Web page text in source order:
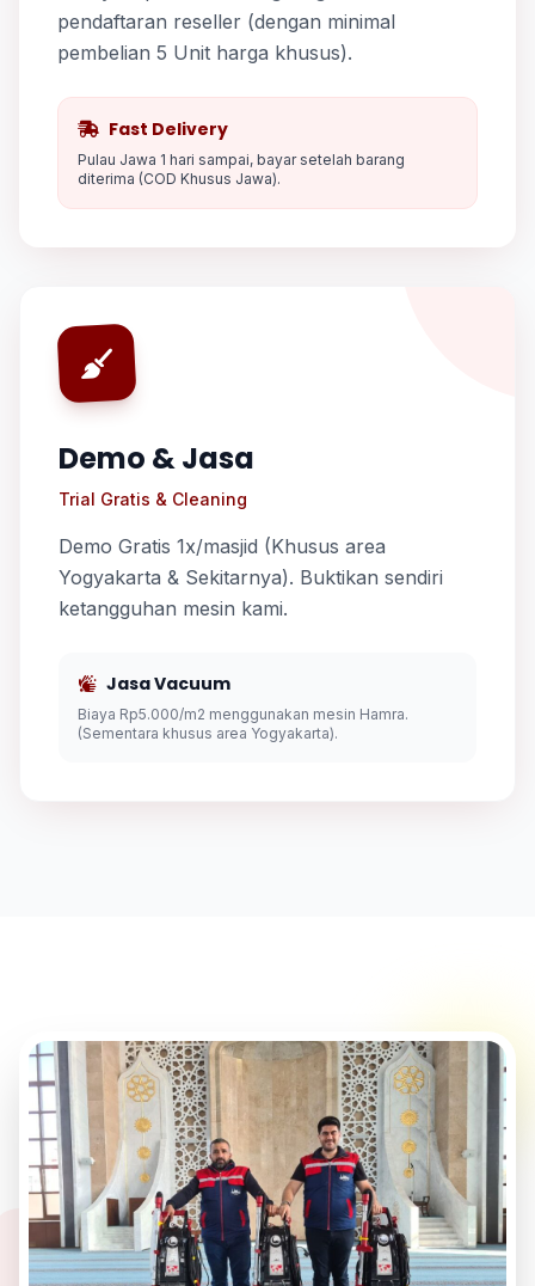
pendaftaran reseller (dengan minimal
pembelian 5 Unit harga khusus).
Fast Delivery
Pulau Jawa 1 hari sampai, bayar setelah barang
diterima (COD Khusus Jawa).
Demo & Jasa
Trial Gratis & Cleaning
Demo Gratis 1x/masjid (Khusus area
Yogyakarta & Sekitarnya). Buktikan sendiri
ketangguhan mesin kami.
Jasa Vacuum
Biaya Rp5.000/m2 menggunakan mesin Hamra.
(Sementara khusus area Yogyakarta).